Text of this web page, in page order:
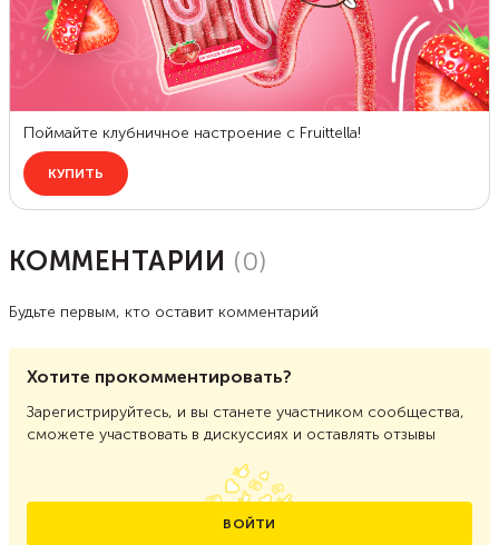
КОММЕНТАРИИ (0)
Будьте первым, кто оставит комментарий
Хотите прокомментировать?
Зарегистрируйтесь, и вы станете участником сообщества,
сможете участвовать в дискуссиях и оставлять отзывы
ВОЙТИ